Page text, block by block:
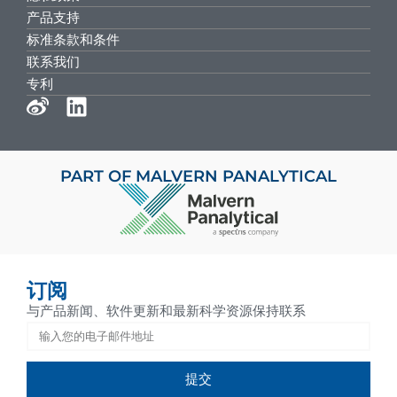
产品支持
标准条款和条件
联系我们
专利
PART OF MALVERN PANALYTICAL
订阅
与产品新闻、软件更新和最新科学资源保持联系
提交